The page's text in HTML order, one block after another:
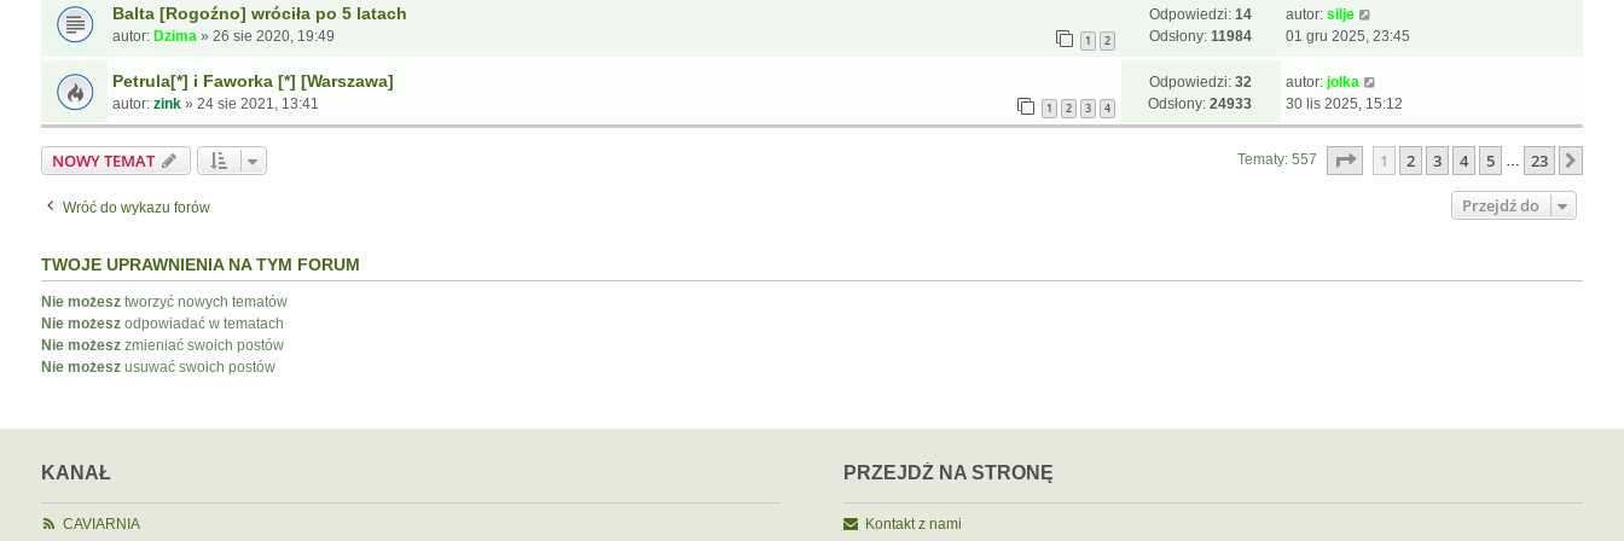
Balta [Rogoźno] wróciła po 5 latach
autor: Dzima» 26 sie 2020, 19:49 1 2
Odpowiedzi: 14
Odsłony: 11984
autor: silje
01 gru 2025, 23:45
Petrula[*] i Faworka [*] [Warszawa]
autor: zink» 24 sie 2021, 13:41 1 2 3 4
Odpowiedzi: 32
Odsłony:24933
autor: jolka
30 lis 2025, 15:12
NOWY TEMAT Tematy: 557 Strona1 z23
1 2 3 4 5 … 23
Wróć do wykazu forów Przejdź do
TWOJE UPRAWNIENIA NA TYM FORUM
Nie możesztworzyć nowych tematów
Nie możeszodpowiadać w tematach
Nie możeszzmieniać swoich postów
Nie możeszusuwać swoich postów
KANAŁ
CAVIARNIA
PRZEJDŹ NA STRONĘ
Kontakt z nami